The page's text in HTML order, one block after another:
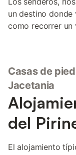
un destino donde
como recorrer un
Casas de
Jacetania
del
El alojamiento